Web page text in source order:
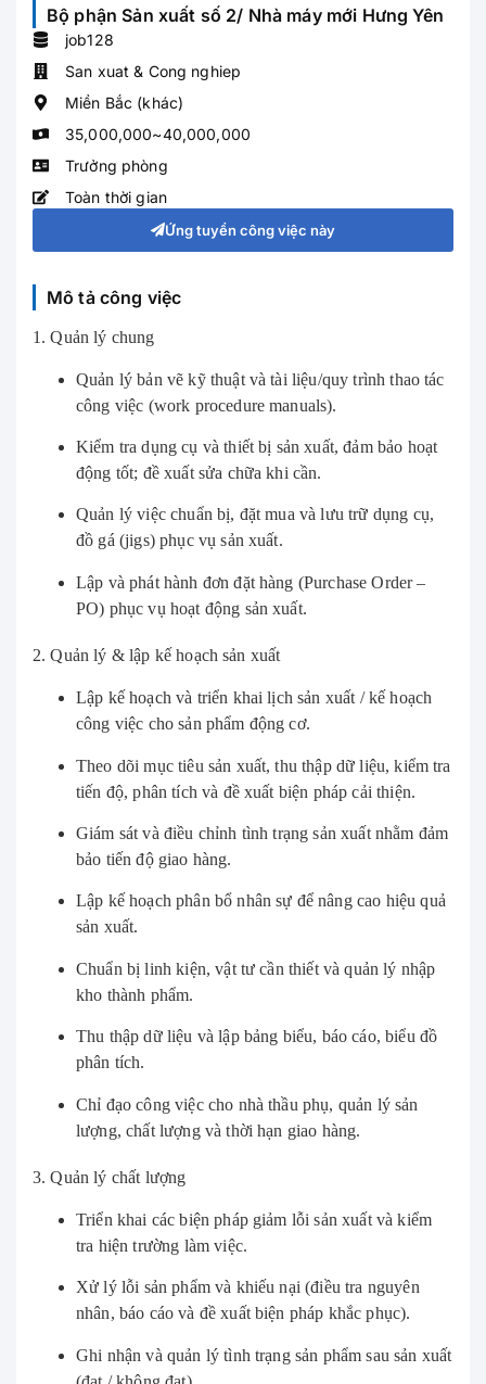
Bộ phận Sản xuất số 2/ Nhà máy mới Hưng Yên
job128
San xuat & Cong nghiep
Miền Bắc (khác)
35,000,000~40,000,000
Trưởng phòng
Toàn thời gian
Ứng tuyển công việc này
Mô tả công việc
1. Quản lý chung
Quản lý bản vẽ kỹ thuật và tài liệu/quy trình thao tác
công việc (work procedure manuals).
Kiểm tra dụng cụ và thiết bị sản xuất, đảm bảo hoạt
động tốt; đề xuất sửa chữa khi cần.
Quản lý việc chuẩn bị, đặt mua và lưu trữ dụng cụ,
đồ gá (jigs) phục vụ sản xuất.
Lập và phát hành đơn đặt hàng (Purchase Order –
PO) phục vụ hoạt động sản xuất.
2. Quản lý & lập kế hoạch sản xuất
Lập kế hoạch và triển khai lịch sản xuất / kế hoạch
công việc cho sản phẩm động cơ.
Theo dõi mục tiêu sản xuất, thu thập dữ liệu, kiểm tra
tiến độ, phân tích và đề xuất biện pháp cải thiện.
Giám sát và điều chỉnh tình trạng sản xuất nhằm đảm
bảo tiến độ giao hàng.
Lập kế hoạch phân bổ nhân sự để nâng cao hiệu quả
sản xuất.
Chuẩn bị linh kiện, vật tư cần thiết và quản lý nhập
kho thành phẩm.
Thu thập dữ liệu và lập bảng biểu, báo cáo, biểu đồ
phân tích.
Chỉ đạo công việc cho nhà thầu phụ, quản lý sản
lượng, chất lượng và thời hạn giao hàng.
3. Quản lý chất lượng
Triển khai các biện pháp giảm lỗi sản xuất và kiểm
tra hiện trường làm việc.
Xử lý lỗi sản phẩm và khiếu nại (điều tra nguyên
nhân, báo cáo và đề xuất biện pháp khắc phục).
Ghi nhận và quản lý tình trạng sản phẩm sau sản xuất